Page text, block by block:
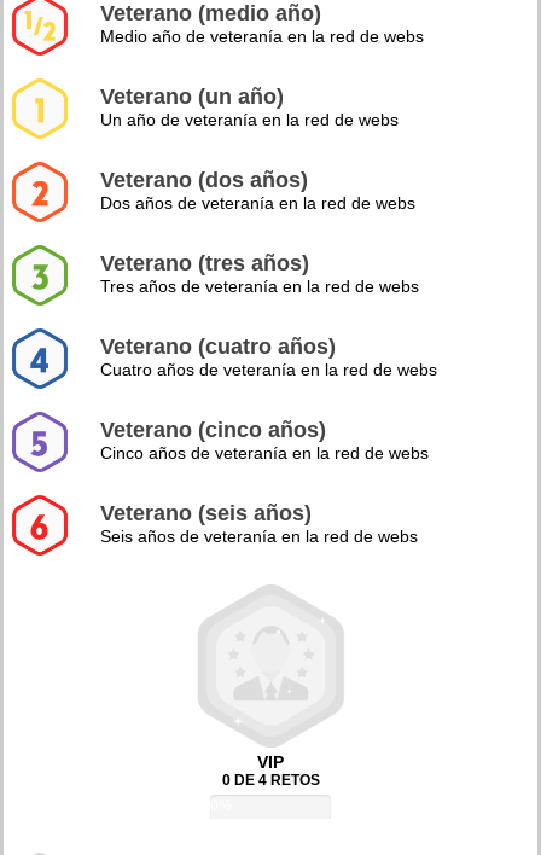
Veterano (medio año)
Medio año de veteranía en la red de webs
Veterano (un año)
Un año de veteranía en la red de webs
Veterano (dos años)
Dos años de veteranía en la red de webs
Veterano (tres años)
Tres años de veteranía en la red de webs
Veterano (cuatro años)
Cuatro años de veteranía en la red de webs
Veterano (cinco años)
Cinco años de veteranía en la red de webs
Veterano (seis años)
Seis años de veteranía en la red de webs
VIP
0 DE 4 RETOS